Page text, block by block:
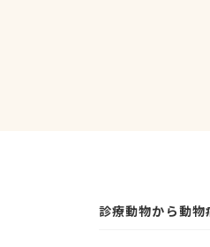
診療動物から動物